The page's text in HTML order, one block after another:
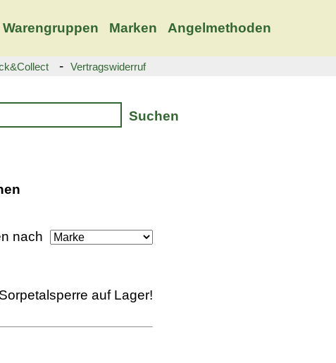
Warengruppen Marken Angelmethoden
- Vertragswiderruf
Suchen
nach
auf Lager!